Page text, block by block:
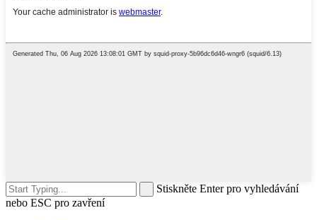
Stiskněte Enter pro vyhledávání
nebo ESC pro zavření